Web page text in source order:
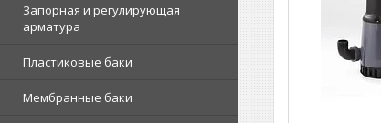
Запорная и регулирующая
арматура
Пластиковые баки
Мембранные баки